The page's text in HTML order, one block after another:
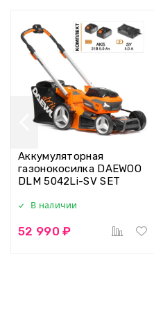
Аккумуляторная
газонокосилка DAEWOO
DLM 5042Li-SV SET
В наличии
52 990 ₽